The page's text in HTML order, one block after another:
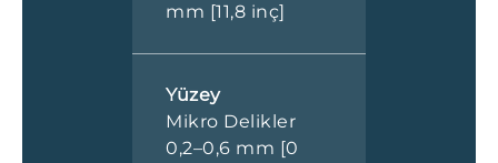
mm [11,8 inç]
Yüzey
Mikro Delikler
0,2–0,6 mm [0